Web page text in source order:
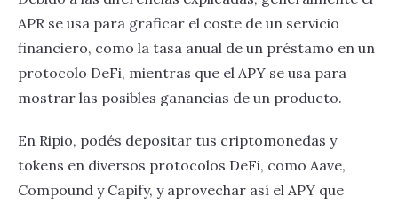
APR se usa para graficar el coste de un servicio
financiero, como la tasa anual de un préstamo en un
protocolo DeFi, mientras que el APY se usa para
mostrar las posibles ganancias de un producto.
En Ripio, podés depositar tus criptomonedas y
tokens en diversos protocolos DeFi, como Aave,
Compound y Capify, y aprovechar así el APY que